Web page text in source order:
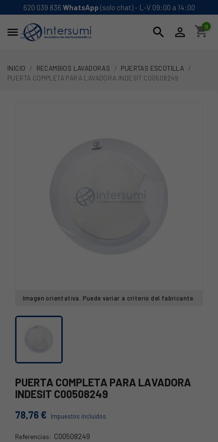
620 039 836 WhatsApp (solo chat) - L-V 09:00 a 14:00
 search  shopping_cart
0
INICIO RECAMBIOS LAVADORAS
PUERTAS ESCOTILLA
PUERTA COMPLETA PARA LAVADORA INDESIT C00508249
Imagen orientativa. Puede variar a criterio del fabricante.
PUERTA COMPLETA PARA LAVADORA
INDESIT C00508249
78,76 € Impuestos incluidos
Referencias: C00508249